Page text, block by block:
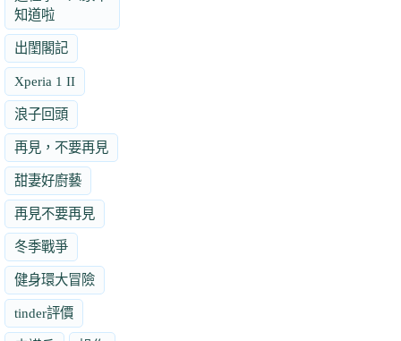
知道啦
出閨閣記
Xperia 1 II
浪子回頭
再見，不要再見
甜妻好廚藝
再見不要再見
冬季戰爭
健身環大冒險
tinder評價